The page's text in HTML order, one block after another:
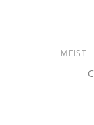
MEIST